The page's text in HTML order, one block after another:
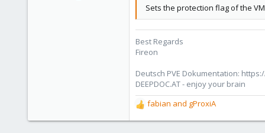
Sets the protection flag of the
Best Regards
Fireon
Deutsch PVE Dokumentation:
DEEPDOC.AT - enjoy your brain
R
e
fabian and gProxiA